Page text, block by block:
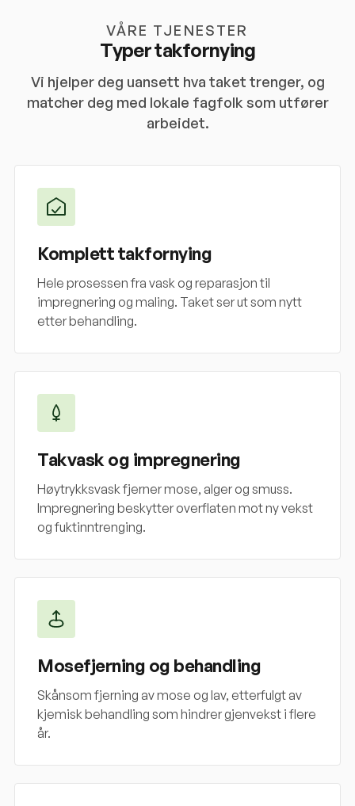
VÅRE TJENESTER
Typer takfornying
Vi hjelper deg uansett hva taket trenger, og
matcher deg med lokale fagfolk som utfører
arbeidet.
Komplett takfornying
Hele prosessen fra vask og reparasjon til
impregnering og maling. Taket ser ut som nytt
etter behandling.
Takvask og impregnering
Høytrykksvask fjerner mose, alger og smuss.
Impregnering beskytter overflaten mot ny vekst
og fuktinntrenging.
Mosefjerning og behandling
Skånsom fjerning av mose og lav, etterfulgt av
kjemisk behandling som hindrer gjenvekst i flere
år.